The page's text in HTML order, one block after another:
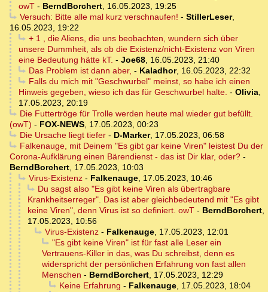
owT - BerndBorchert, 16.05.2023, 19:25
Versuch: Bitte alle mal kurz verschnaufen! - StillerLeser,
16.05.2023, 19:22
+ 1 , die Aliens, die uns beobachten, wundern sich über
unsere Dummheit, als ob die Existenz/nicht-Existenz von Viren
eine Bedeutung hätte kT. - Joe68, 16.05.2023, 21:40
Das Problem ist dann aber, - Kaladhor, 16.05.2023, 22:32
Falls du mich mit "Geschwurbel" meinst, so habe ich einen
Hinweis gegeben, wieso ich das für Geschwurbel halte. - Olivia,
17.05.2023, 20:19
Die Futtertröge für Trolle werden heute mal wieder gut befüllt.
(owT) - FOX-NEWS, 17.05.2023, 00:23
Die Ursache liegt tiefer- D-Marker, 17.05.2023, 06:58
Falkenauge, mit Deinem "Es gibt gar keine Viren" leistest Du der
Corona-Aufklärung einen Bärendienst - das ist Dir klar, oder? -
BerndBorchert, 17.05.2023, 10:03
Virus-Existenz- Falkenauge, 17.05.2023, 10:46
Du sagst also "Es gibt keine Viren als übertragbare
Krankheitserreger". Das ist aber gleichbedeutend mit "Es gibt
keine Viren", denn Virus ist so definiert. owT - BerndBorchert,
17.05.2023, 10:56
Virus-Existenz- Falkenauge, 17.05.2023, 12:01
"Es gibt keine Viren" ist für fast alle Leser ein
Vertrauens-Killer in das, was Du schreibst, denn es
widerspricht der persönlichen Erfahrung von fast allen
Menschen - BerndBorchert, 17.05.2023, 12:29
Keine Erfahrung - Falkenauge, 17.05.2023, 18:04